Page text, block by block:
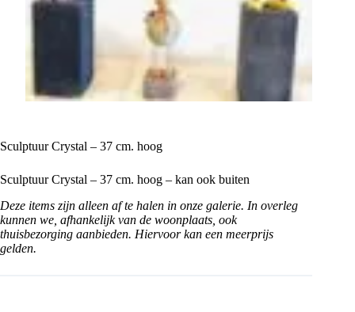
Sculptuur Crystal – 37 cm. hoog
Sculptuur Crystal – 37 cm. hoog – kan ook buiten
Deze items zijn alleen af te halen in onze galerie. In overleg
kunnen we, afhankelijk van de woonplaats, ook
thuisbezorging aanbieden. Hiervoor kan een meerprijs
gelden.